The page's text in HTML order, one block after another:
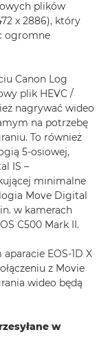
plików
x 2886), który
ogromne
Canon Log
plik HEVC /
nagrywać wideo
na potrzebę
To również
5-osiowej,
IS –
minimalne
Move Digital
w kamerach
C500 Mark II.
EOS-1D X
z Movie
wideo będą
w